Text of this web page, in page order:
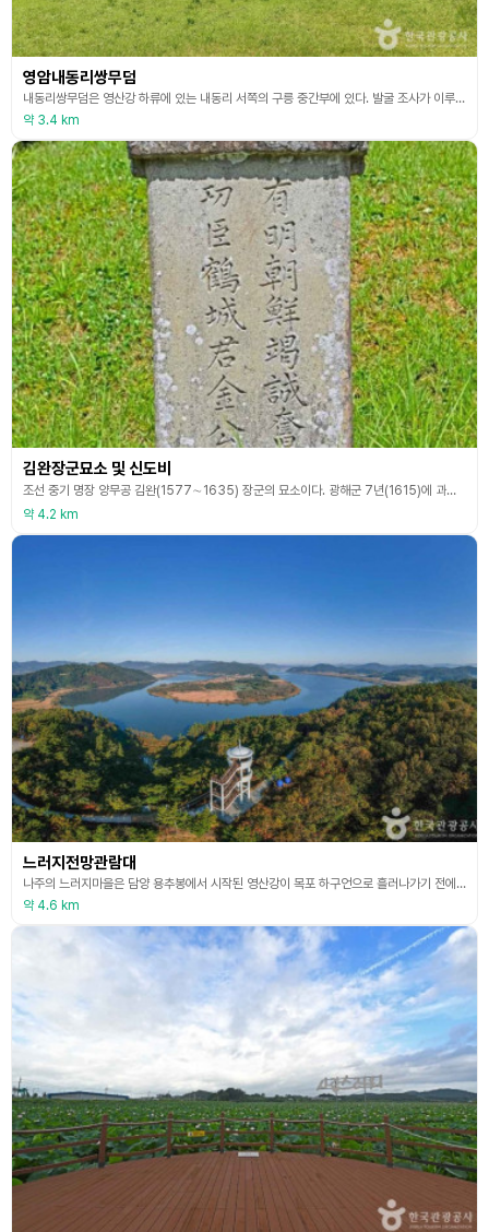
영암내동리쌍무덤
내동리쌍무덤은 영산강 하류에 있는 내동리 서쪽의 구릉 중간부에 있다. 발굴 조사가 이루어지지 않았으며 지표상에 드러난 고분의 외형과 규모를 통해 유적의 존재 가능성이 높은 지점으로 확인되었다. 1호분과 2호분은 봉토가 거의 맞닿아 있는데 그 사이에 오솔길이 나 있다. 1호분은 가장 큰 분구를 가지고 있는데 봉분의 규모가 56m나 되는 긴 타원형을 이루고, 2호분은 방형 또는 원형이다. 3호분은 1호분과 동쪽으로 인접해 있는데 1호분과 2호분에 비해 규모
약 3.4 km
김완장군묘소 및 신도비
조선 중기 명장 양무공 김완(1577∼1635) 장군의 묘소이다. 광해군 7년(1615)에 과거급제하여 고산진절제사 등을 거쳐 황해도 병마절도사에 올랐고, 여러 공이 인정되어 죽은 후 병조판서로 벼슬이 높여졌다. 임진왜란 때 전라도 병마절도사 이복남 장군 아래에서 용맹을 떨쳤고, 인조 12년(1624)에는 이괄의 난을 평정하는데 큰 공을 세웠다. 묘는 원래 해남면 동북선산에 있던 것을 숙종 44년(1718)에 지금의 위치로 옮겼다. 묘역에서 150m 떨
약 4.2 km
느러지전망관람대
나주의 느러지마을은 담양 용추봉에서 시작된 영산강이 목포 하구언으로 흘러나가기 전에 U자 모양으로 크게 굽이치는 곳에 자리하고 있다. 그 모습이 마치 한반도 지형과 닮았다고 하여 하나의 관광 명소가 되었다. 느러지 전망 관람대는 4층 높이의 전망대로, 3층과 4층까지 올라가면 영산강의 아름다운 비경과 한반도 형상을 관망할 수 있는 벤치가 있어 잠시 앉아 쉬어가기에 좋다. 6월 중순에서 7월이 되면 느러지 전망대를 감싼 자연공원에서 아름다운 수국을 볼
약 4.6 km